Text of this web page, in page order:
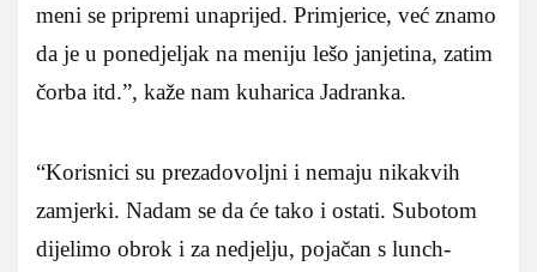
meni se pripremi unaprijed. Primjerice, već znamo
da je u ponedjeljak na meniju lešo janjetina, zatim
čorba itd.”, kaže nam kuharica Jadranka.
“Korisnici su prezadovoljni i nemaju nikakvih
zamjerki. Nadam se da će tako i ostati. Subotom
dijelimo obrok i za nedjelju, pojačan s lunch-